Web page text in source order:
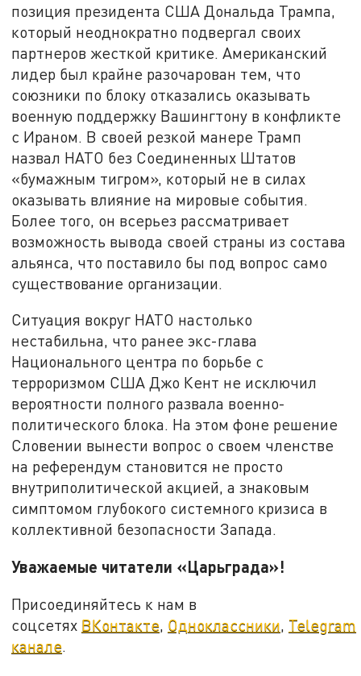
позиция президента США Дональда Трампа,
который неоднократно подвергал своих
партнеров жесткой критике. Американский
лидер был крайне разочарован тем, что
союзники по блоку отказались оказывать
военную поддержку Вашингтону в конфликте
с Ираном. В своей резкой манере Трамп
назвал НАТО без Соединенных Штатов
«бумажным тигром», который не в силах
оказывать влияние на мировые события.
Более того, он всерьез рассматривает
возможность вывода своей страны из состава
альянса, что поставило бы под вопрос само
существование организации.
Ситуация вокруг НАТО настолько
нестабильна, что ранее экс-глава
Национального центра по борьбе с
терроризмом США Джо Кент не исключил
вероятности полного развала военно-
политического блока. На этом фоне решение
Словении вынести вопрос о своем членстве
на референдум становится не просто
внутриполитической акцией, а знаковым
симптомом глубокого системного кризиса в
коллективной безопасности Запада.
Уважаемые читатели «Царьграда»!
Присоединяйтесь к нам в
соцсетях ВКонтакте Одноклассники Telegram
канале